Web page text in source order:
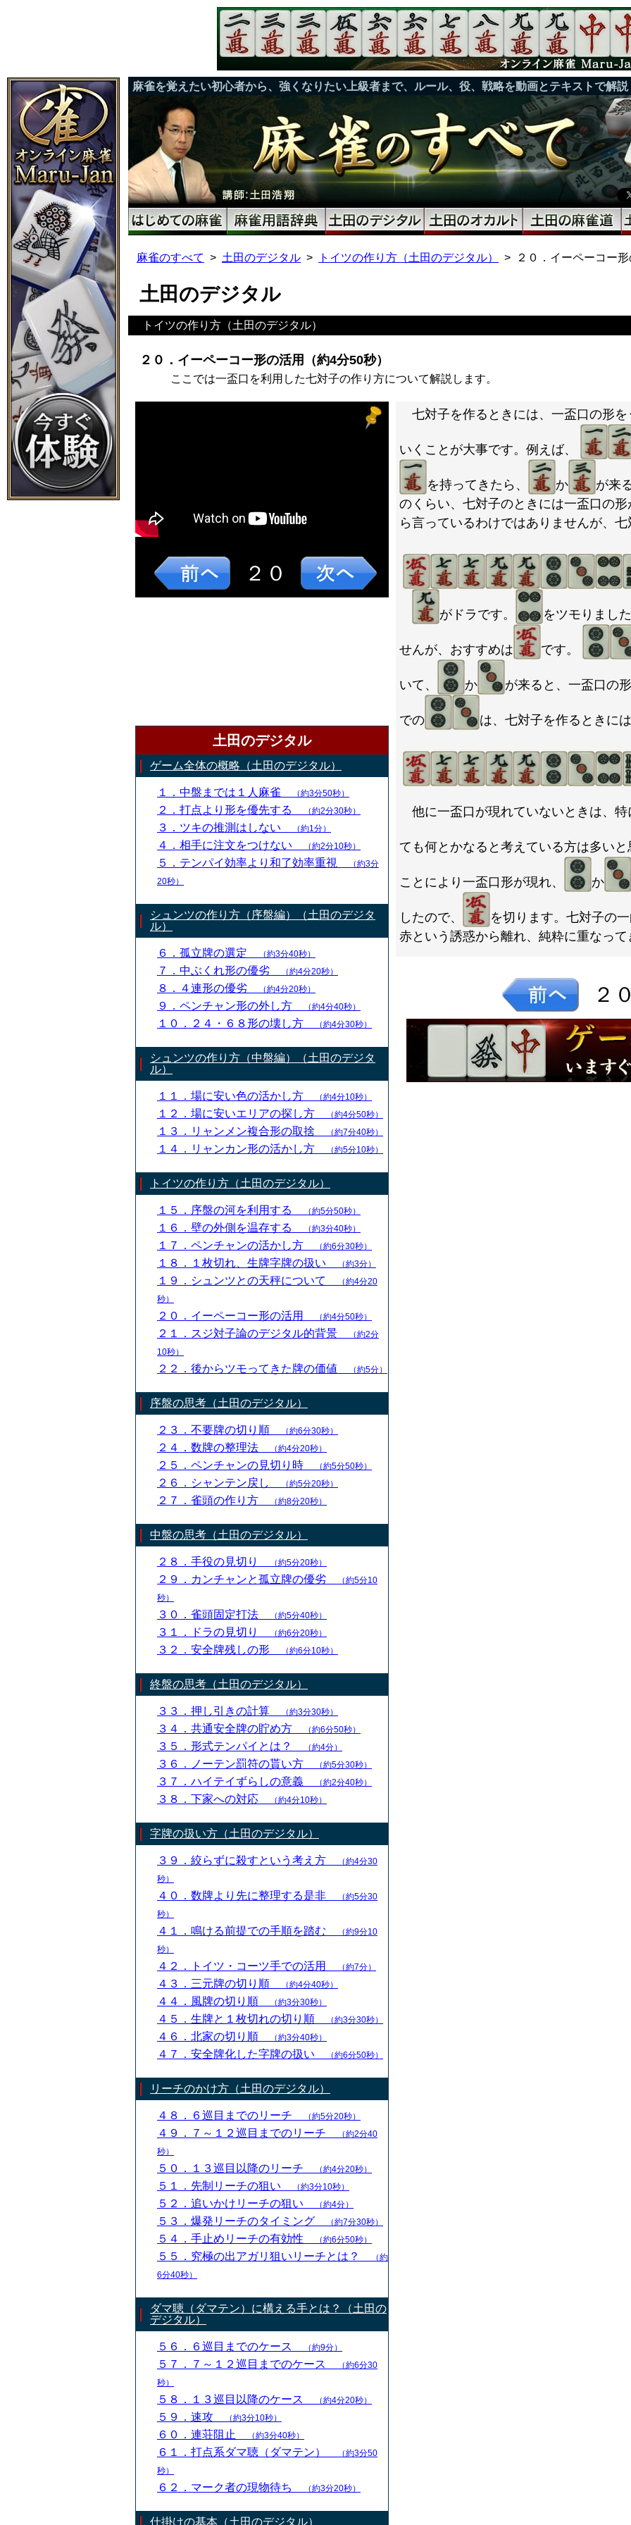
麻雀を覚えたい初心者から、強くなりたい上級者まで、ルール、役、戦略を動画とテキストで解説
麻雀のすべて 土田のデジタル トイツの作り方（土田のデジタル） ２０．イーペーコー
土田のデジタル
トイツの作り方（土田のデジタル）
２０．イーペーコー形の活用（約4分50秒）
ここでは一盃口を利用した七対子の作り方について解説します。
２０
土田のデジタル
ゲーム全体の概略（土田のデジタル）
１．中盤までは１人麻雀 （約3分50秒）
２．打点より形を優先する （約2分30秒）
３．ツキの推測はしない （約1分）
４．相手に注文をつけない （約2分10秒）
５．テンパイ効率より和了効率重視
（約3分
20秒）
シュンツの作り方（序盤編）（土田のデジタ
ル）
６．孤立牌の選定 （約3分40秒）
７．中ぶくれ形の優劣 （約4分20秒）
８．４連形の優劣 （約4分20秒）
９．ペンチャン形の外し方 （約4分40秒）
１０．２４・６８形の壊し方 （約4分30秒）
シュンツの作り方（中盤編）（土田のデジタ
ル）
１１．場に安い色の活かし方 （約4分10秒）
１２．場に安いエリアの探し方 （約4分50秒）
１３．リャンメン複合形の取捨 （約7分40秒）
１４．リャンカン形の活かし方 （約5分10秒）
トイツの作り方（土田のデジタル）
１５．序盤の河を利用する （約5分50秒）
１６．壁の外側を温存する （約3分40秒）
１７．ペンチャンの活かし方 （約6分30秒）
１８．１枚切れ、生牌字牌の扱い （約3分）
１９．シュンツとの天秤について
（約4分20
秒）
２０．イーペーコー形の活用 （約4分50秒）
２１．スジ対子論のデジタル的背景
（約2分
10秒）
２２．後からツモってきた牌の価値 （約5分）
序盤の思考（土田のデジタル）
２３．不要牌の切り順 （約6分30秒）
２４．数牌の整理法 （約4分20秒）
２５．ペンチャンの見切り時 （約5分50秒）
２６．シャンテン戻し （約5分20秒）
２７．雀頭の作り方 （約8分20秒）
中盤の思考（土田のデジタル）
２８．手役の見切り （約5分20秒）
２９．カンチャンと孤立牌の優劣
（約5分10
秒）
３０．雀頭固定打法 （約5分40秒）
３１．ドラの見切り （約6分20秒）
３２．安全牌残しの形 （約6分10秒）
終盤の思考（土田のデジタル）
３３．押し引きの計算 （約3分30秒）
３４．共通安全牌の貯め方 （約6分50秒）
３５．形式テンパイとは？ （約4分）
３６．ノーテン罰符の貰い方 （約5分30秒）
３７．ハイテイずらしの意義 （約2分40秒）
３８．下家への対応 （約4分10秒）
字牌の扱い方（土田のデジタル）
３９．絞らずに殺すという考え方
（約4分30
秒）
４０．数牌より先に整理する是非
（約5分30
秒）
４１．鳴ける前提での手順を踏む
（約9分10
秒）
４２．トイツ・コーツ手での活用 （約7分）
４３．三元牌の切り順 （約4分40秒）
４４．風牌の切り順 （約3分30秒）
４５．生牌と１枚切れの切り順 （約3分30秒）
４６．北家の切り順 （約3分40秒）
４７．安全牌化した字牌の扱い （約6分50秒）
リーチのかけ方（土田のデジタル）
４８．６巡目までのリーチ （約5分20秒）
４９．７～１２巡目までのリーチ
（約2分40
秒）
５０．１３巡目以降のリーチ （約4分20秒）
５１．先制リーチの狙い （約3分10秒）
５２．追いかけリーチの狙い （約4分）
５３．爆発リーチのタイミング （約7分30秒）
５４．手止めリーチの有効性 （約6分50秒）
５５．究極の出アガリ狙いリーチとは？
（約
6分40秒）
ダマ聴（ダマテン）に構える手とは？（土田の
デジタル）
５６．６巡目までのケース （約9分）
５７．７～１２巡目までのケース
（約6分30
秒）
５８．１３巡目以降のケース （約4分20秒）
５９．速攻 （約3分10秒）
６０．連荘阻止 （約3分40秒）
６１．打点系ダマ聴（ダマテン）
（約3分50
秒）
６２．マーク者の現物待ち （約3分20秒）
仕掛けの基本（土田のデジタル）
七対子を作るときには、一盃口の形
いくことが大事です。例えば、
を持ってきたら、 か
が来
のくらい、七対子のときには一盃口の
ら言っているわけではありませんが、
がドラです。 をツモりまし
せんが、おすすめは です。
いて、 か が来ると、一盃口の
での は、七対子を作るときに
他に一盃口が現れていないときは、特
ても何とかなると考えている方は多い
ことにより一盃口形が現れ、 か
したので、
を切ります。七対子の
赤という誘惑から離れ、純粋に重なっ
２